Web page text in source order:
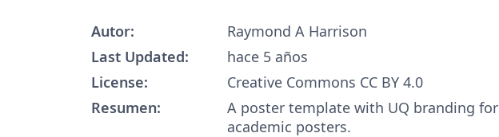
Autor:
Raymond A Harrison
Last Updated:
hace 5 años
License:
Creative Commons CC BY 4.0
Resumen:
A poster template with UQ branding for
academic posters.